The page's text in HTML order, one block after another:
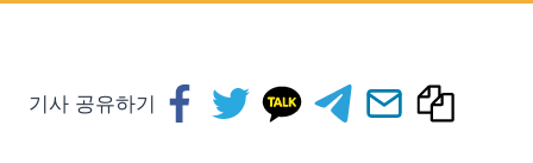
기사 공유하기